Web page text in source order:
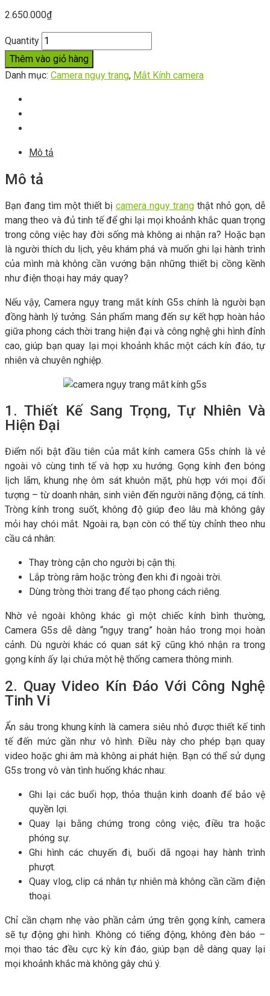
2.650.000₫
Quantity
Thêm vào giỏ hàng
Danh mục: Camera ngụy trang, Mắt Kính camera
Mô tả
Mô tả
Bạn đang tìm một thiết bị camera ngụy trang thật nhỏ gọn, dễ
mang theo và đủ tinh tế để ghi lại mọi khoảnh khắc quan trọng
trong công việc hay đời sống mà không ai nhận ra? Hoặc bạn
là người thích du lịch, yêu khám phá và muốn ghi lại hành trình
của mình mà không cần vướng bận những thiết bị cồng kềnh
như điện thoại hay máy quay?
Nếu vậy, Camera ngụy trang mắt kính G5s chính là người bạn
đồng hành lý tưởng. Sản phẩm mang đến sự kết hợp hoàn hảo
giữa phong cách thời trang hiện đại và công nghệ ghi hình đỉnh
cao, giúp bạn quay lại mọi khoảnh khắc một cách kín đáo, tự
nhiên và chuyên nghiệp.
1. Thiết Kế Sang Trọng, Tự Nhiên Và
Hiện Đại
Điểm nổi bật đầu tiên của mắt kính camera G5s chính là vẻ
ngoài vô cùng tinh tế và hợp xu hướng. Gọng kính đen bóng
lịch lãm, khung nhẹ ôm sát khuôn mặt, phù hợp với mọi đối
tượng – từ doanh nhân, sinh viên đến người năng động, cá tính.
Tròng kính trong suốt, không độ giúp đeo lâu mà không gây
mỏi hay chói mắt. Ngoài ra, bạn còn có thể tùy chỉnh theo nhu
cầu cá nhân:
Thay tròng cận cho người bị cận thị.
Lắp tròng râm hoặc tròng đen khi đi ngoài trời.
Dùng tròng thời trang để tạo phong cách riêng.
Nhờ vẻ ngoài không khác gì một chiếc kính bình thường,
Camera G5s dễ dàng “ngụy trang” hoàn hảo trong mọi hoàn
cảnh. Dù người khác có quan sát kỹ cũng khó nhận ra trong
gọng kính ấy lại chứa một hệ thống camera thông minh.
2. Quay Video Kín Đáo Với Công Nghệ
Tinh Vi
Ẩn sâu trong khung kính là camera siêu nhỏ được thiết kế tinh
tế đến mức gần như vô hình. Điều này cho phép bạn quay
video hoặc ghi âm mà không ai phát hiện. Bạn có thể sử dụng
G5s trong vô vàn tình huống khác nhau:
Ghi lại các buổi họp, thỏa thuận kinh doanh để bảo vệ
quyền lợi.
Quay lại bằng chứng trong công việc, điều tra hoặc
phóng sự.
Ghi hình các chuyến đi, buổi dã ngoại hay hành trình
phượt.
Quay vlog, clip cá nhân tự nhiên mà không cần cầm điện
thoại.
Chỉ cần chạm nhẹ vào phần cảm ứng trên gọng kính, camera
sẽ tự động ghi hình. Không có tiếng động, không đèn báo –
mọi thao tác đều cực kỳ kín đáo, giúp bạn dễ dàng quay lại
mọi khoảnh khắc mà không gây chú ý.